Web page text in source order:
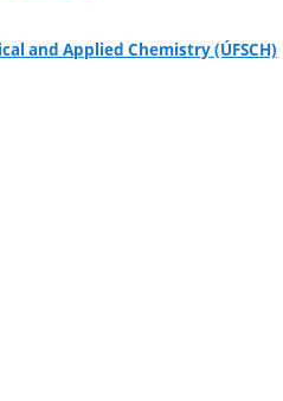
and Applied Chemistry (ÚFSCH)